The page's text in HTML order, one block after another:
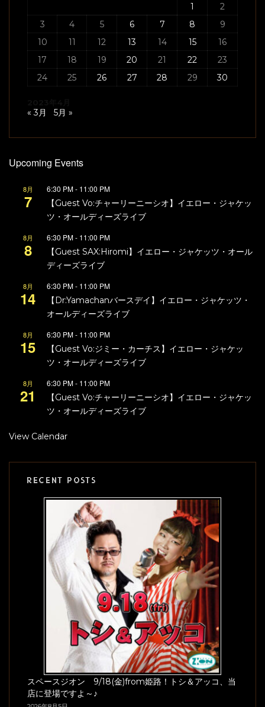
1
2
3
4 5 6 7 8
9
10
11 12 13 14 15
16
17
18 19 20 21 22
23
24
25 26 27 28 29 30
« 3月 5月 »
Upcoming Events
8月
7
6:30 PM- 11:00 PM
【Guest Vo:チャーリーニーシオ】イエロー・ジャケッ
ツ・オールディーズライブ
8月
8
6:30 PM- 11:00 PM
【Guest SAX:Hiromi】イエロー・ジャケッツ・オール
ディーズライブ
8月
14
6:30 PM- 11:00 PM
【Dr:Yamachanバースデイ】イエロー・ジャケッツ・
オールディーズライブ
8月
15
6:30 PM- 11:00 PM
【Guest Vo:ジミー・カーチス】イエロー・ジャケッ
ツ・オールディーズライブ
8月
21
6:30 PM- 11:00 PM
【Guest Vo:チャーリーニーシオ】イエロー・ジャケッ
ツ・オールディーズライブ
View Calendar
RECENT POSTS
スペースジオン 9/18(金)from姫路！トシ＆アッコ、当
店に登場ですよ～♪